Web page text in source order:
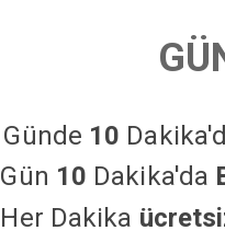
Günde 10
Gün 10 Dakika'da
Her Dakika